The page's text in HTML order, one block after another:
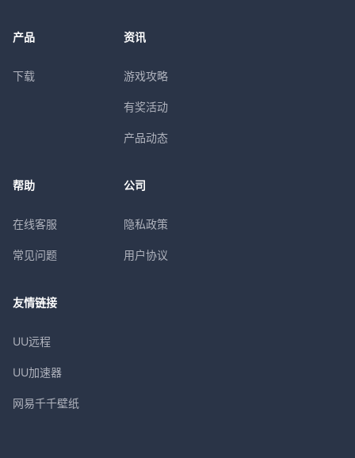
祈福令*20、书页*40、大黄丹*40
祈福令*30、书页*60、九花玉露丸*20
LV7礼包
祈福令*40、书页*70、九花玉露丸*30
产品
下载
资讯
游戏攻略
有奖活动
产品动态
帮助
在线客服
常见问题
公司
隐私政策
用户协议
友情链接
UU远程
UU加速器
网易千千壁纸